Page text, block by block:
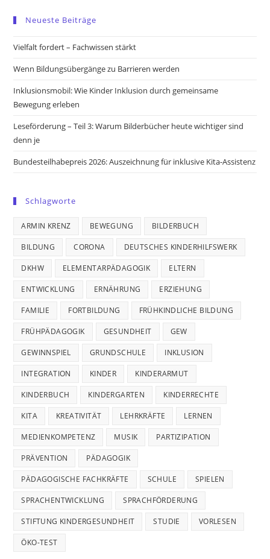
a
new
new
a
new
new
Neueste Beiträge
Vielfalt fordert – Fachwissen stärkt
Wenn Bildungsübergänge zu Barrieren werden
Inklusionsmobil: Wie Kinder Inklusion durch gemeinsame
Bewegung erleben
Leseförderung – Teil 3: Warum Bilderbücher heute wichtiger sind
denn je
Bundesteilhabepreis 2026: Auszeichnung für inklusive Kita-Assistenz
Schlagworte
ARMIN KRENZ BEWEGUNG BILDERBUCH
BILDUNG CORONA DEUTSCHES KINDERHILFSWERK
DKHW ELEMENTARPÄDAGOGIK ELTERN
ENTWICKLUNG ERNÄHRUNG ERZIEHUNG
FAMILIE FORTBILDUNG FRÜHKINDLICHE BILDUNG
FRÜHPÄDAGOGIK GESUNDHEIT GEW
GEWINNSPIEL GRUNDSCHULE INKLUSION
INTEGRATION KINDER KINDERARMUT
KINDERBUCH KINDERGARTEN KINDERRECHTE
KITA KREATIVITÄT LEHRKRÄFTE LERNEN
MEDIENKOMPETENZ MUSIK PARTIZIPATION
PRÄVENTION PÄDAGOGIK
PÄDAGOGISCHE FACHKRÄFTE SCHULE SPIELEN
SPRACHENTWICKLUNG SPRACHFÖRDERUNG
STIFTUNG KINDERGESUNDHEIT STUDIE VORLESEN
ÖKO-TEST